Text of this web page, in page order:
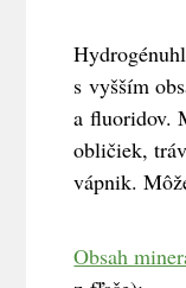
s vyšším
a fluoridov.
obličiek,
vápnik.
Obsah